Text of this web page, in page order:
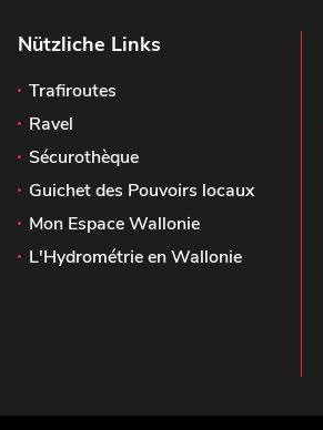
Nützliche Links
Trafiroutes
Ravel
Sécurothèque
Guichet des Pouvoirs locaux
Mon Espace Wallonie
L'Hydrométrie en Wallonie